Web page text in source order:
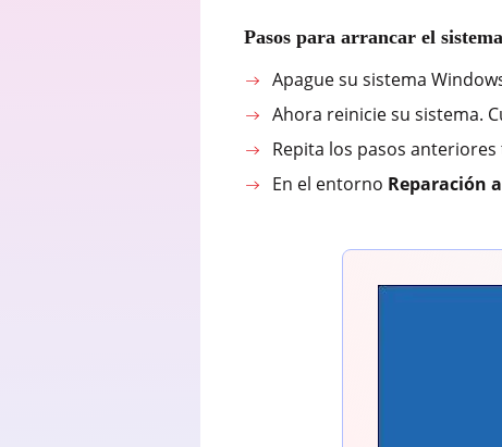
Pasos para arrancar el
Apague su sistema
Ahora reinicie su sistema.
Repita los pasos
En el entorno Reparación